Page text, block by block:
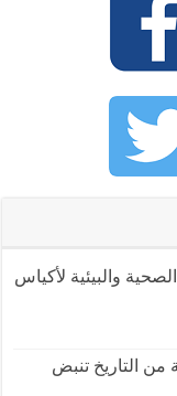
والبيئية لأكياس
من التاريخ تنبض